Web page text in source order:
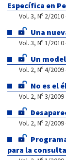
Específica en
Vol. 3, Nº 2/2010
Una
Vol. 3, Nº 1/2010
Un
Vol. 2, Nº 4/2009
No es el
Vol. 2, Nº 3/2009
Vol. 2, Nº 2/2009
para la